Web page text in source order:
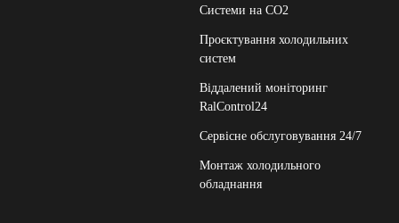
Системи на СО2
Проєктування холодильних
систем
Віддалений моніторинг
RalControl24
Сервісне обслуговування 24/7
Монтаж холодильного
обладнання